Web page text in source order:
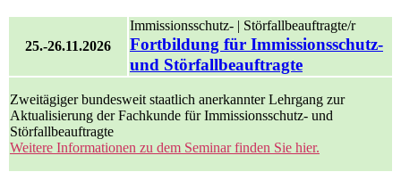
25.-26.11.2026
Immissionsschutz- | Störfallbeauftragte/r
Fortbildung für Immissionsschutz-
und Störfallbeauftragte
Zweitägiger bundesweit staatlich anerkannter Lehrgang zur
Aktualisierung der Fachkunde für Immissionsschutz- und
Störfallbeauftragte
Weitere Informationen zu dem Seminar finden Sie hier.